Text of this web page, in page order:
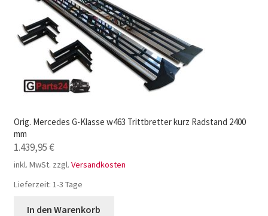
Orig. Mercedes G-Klasse w463 Trittbretter kurz Radstand 2400
mm
1.439,95€
inkl. MwSt. zzgl. Versandkosten
Lieferzeit: 1-3 Tage
In den Warenkorb